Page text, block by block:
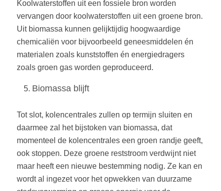
Koolwaterstoffen uit een fossiele bron worden
vervangen door koolwaterstoffen uit een groene bron.
Uit biomassa kunnen gelijktijdig hoogwaardige
chemicaliën voor bijvoorbeeld geneesmiddelen én
materialen zoals kunststoffen én energiedragers
zoals groen gas worden geproduceerd.
Biomassa blijft
Tot slot, kolencentrales zullen op termijn sluiten en
daarmee zal het bijstoken van biomassa, dat
momenteel de kolencentrales een groen randje geeft,
ook stoppen. Deze groene reststroom verdwijnt niet
maar heeft een nieuwe bestemming nodig. Ze kan en
wordt al ingezet voor het opwekken van duurzame